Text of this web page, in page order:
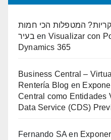
המטפלות הכי חמות
בעיר en Visualizar con
Dynamics 365
Business Central –
Rentería Blog en
Central como Entidades
Data Service (CDS)
Fernando SA en